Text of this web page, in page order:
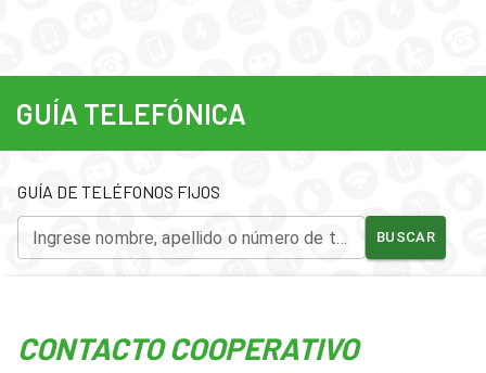
GUÍA TELEFÓNICA
GUÍA DE TELÉFONOS FIJOS
Ingrese nombre, apellido o número de teléfono. BUSCAR
CONTACTO COOPERATIVO